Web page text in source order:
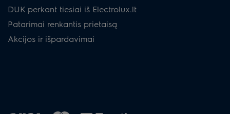
DUK perkant tiesiai iš Electrolux.lt
Patarimai renkantis prietaisą
Akcijos ir išpardavimai